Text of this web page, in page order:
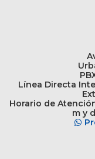
Línea Directa
Horario de
m y